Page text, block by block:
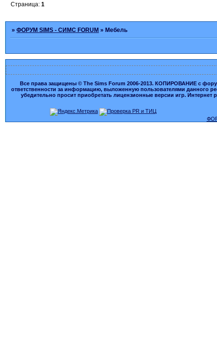
Страница:1
»ФОРУМ SIMS - СИМС FORUM » Мебель
Все права защищены © The Sims Forum 2006-2013. КОПИРОВАНИЕ с
ответственности за информацию, выложенную пользователями данного
убедительно просит приобретать лицензионные версии игр.